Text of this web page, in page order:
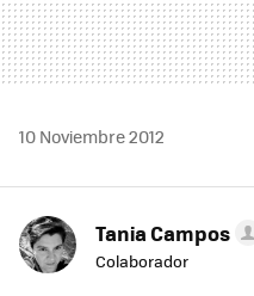
10 Noviembre 2012
Tania Campos
Colaborador